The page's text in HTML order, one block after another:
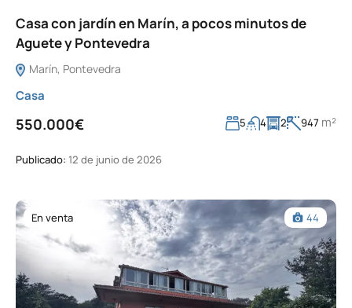
Casa con jardín en Marín, a pocos minutos de
Aguete y Pontevedra
Marín, Pontevedra
Casa
550.000€ 5 4 2 947 m²
Publicado: 12 de junio de 2026
En venta 44